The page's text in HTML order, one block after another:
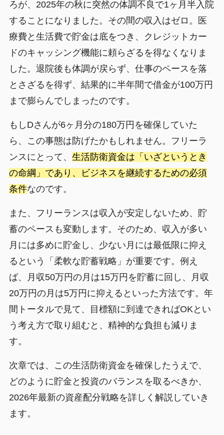
ろが、2025年の秋に突然の体調不良で1ヶ月半入院
することになりました。その間の収入はゼロ。医
療費と生活費で貯金は底をつき、クレジットカー
ドのキャッシング機能に頼らざるを得なくなりま
した。退院後も体調が戻らず、仕事のペースを落
とさざるを得ず、結果的に半年間で借金が100万円
まで膨らんでしまったのです。
もしDさんが6ヶ月分の180万円を確保していた
ら、この事態は防げたかもしれません。フリーラ
ンスにとって、 生活防衛資金は「いざというとき
の命綱」であり、ビジネスを継続するための必須
条件なのです。
また、フリーランスは収入が安定しないため、貯
蓄のペースも変動します。そのため、収入が多い
月には多めに貯金し、少ない月には最低限に抑え
るという「柔軟な貯蓄戦略」が重要です。例え
ば、月収50万円の月は15万円を貯蓄に回し、月収
20万円の月は5万円に抑えるといった方法です。年
間トータルで見て、目標額に到達できればOKとい
う考え方で取り組むと、精神的な負担も減りま
す。
次章では、この生活防衛資金を確保したうえで、
どのように貯金と投資のバランスを取るべきか、
2026年最新の資産配分戦略を詳しく解説していき
ます。